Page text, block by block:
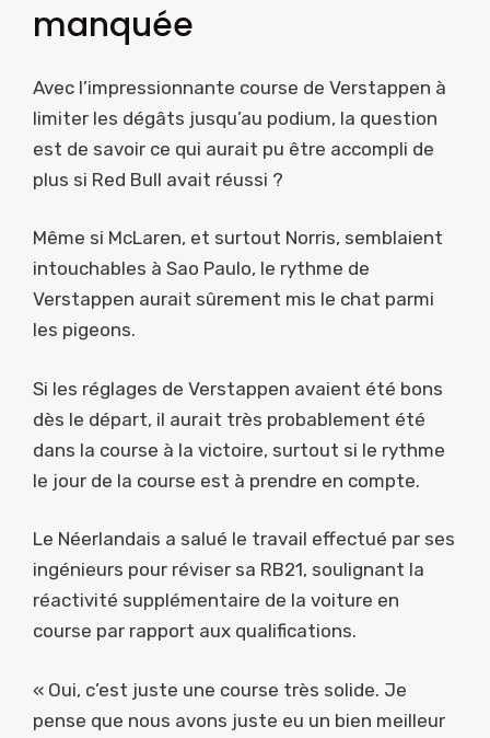
manquée
Avec l’impressionnante course de Verstappen à
limiter les dégâts jusqu’au podium, la question
est de savoir ce qui aurait pu être accompli de
plus si Red Bull avait réussi ?
Même si McLaren, et surtout Norris, semblaient
intouchables à Sao Paulo, le rythme de
Verstappen aurait sûrement mis le chat parmi
les pigeons.
Si les réglages de Verstappen avaient été bons
dès le départ, il aurait très probablement été
dans la course à la victoire, surtout si le rythme
le jour de la course est à prendre en compte.
Le Néerlandais a salué le travail effectué par ses
ingénieurs pour réviser sa RB21, soulignant la
réactivité supplémentaire de la voiture en
course par rapport aux qualifications.
« Oui, c’est juste une course très solide. Je
pense que nous avons juste eu un bien meilleur